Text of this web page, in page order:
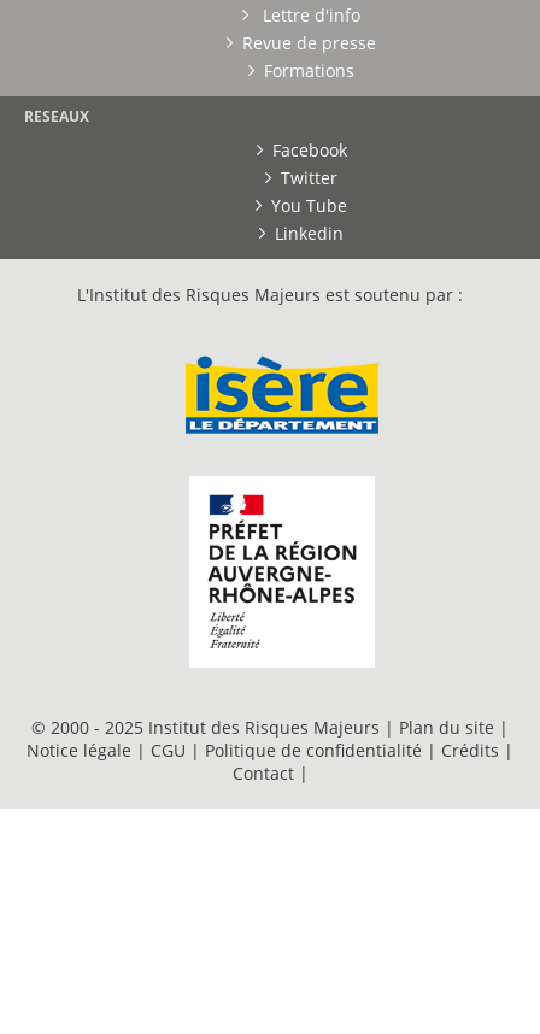
Lettre d'info
Revue de presse
Formations
RESEAUX
Facebook
Twitter
You Tube
Linkedin
L'Institut des Risques Majeurs est soutenu par :
© 2000 - 2025 Institut des Risques Majeurs | Plan du site |
Notice légale | CGU | Politique de confidentialité | Crédits |
Contact |